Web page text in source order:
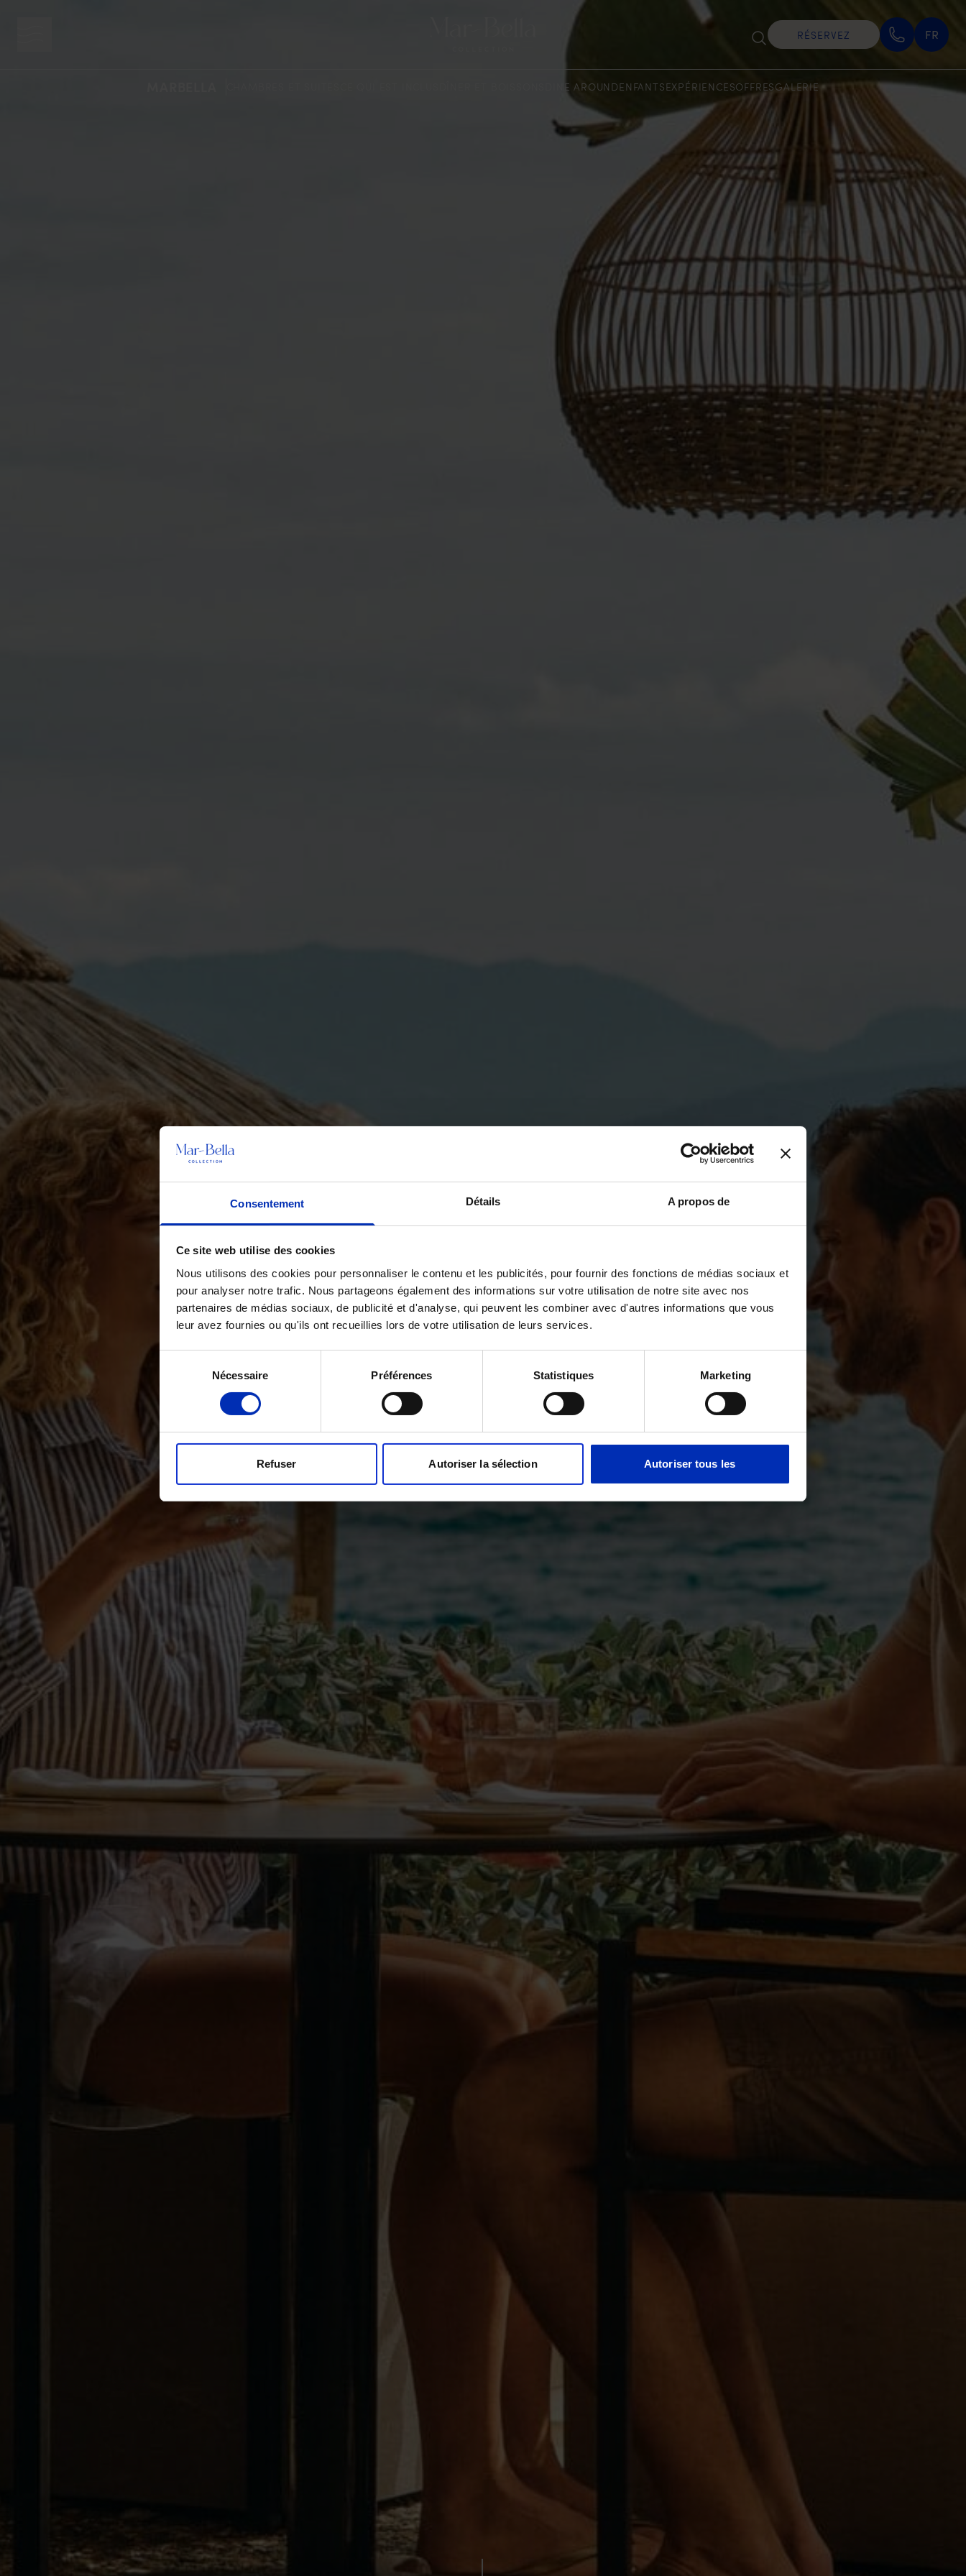
Consentement Détails A propos de
Ce site web utilise des cookies
Nous utilisons des cookies pour personnaliser le contenu et les publicités, pour fournir des fonctions de médias sociaux et
pour analyser notre trafic. Nous partageons également des informations sur votre utilisation de notre site avec nos
partenaires de médias sociaux, de publicité et d'analyse, qui peuvent les combiner avec d'autres informations que vous
leur avez fournies ou qu'ils ont recueillies lors de votre utilisation de leurs services.
consentements
Nécessaire Préférences Statistiques Marketing
Refuser Autoriser la sélection Autoriser tous les
RÉSERVEZ FR
DINE AROUNDENFANTSEXPÉRIENCESOFFRESGALERIE